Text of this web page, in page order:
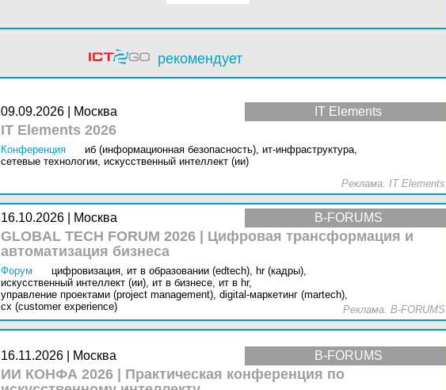
рекомендует
IT Elements
09.09.2026 | Москва
IT Elements 2026
Конференция иб (информационная безопасность), ит-инфраструктура,
сетевые технологии, искусственный интеллект (ии)
Реклама. IT Elements
B-FORUMS
16.10.2026 | Москва
GLOBAL TECH FORUM 2026 | Цифровая трансформация и
автоматизация бизнеса
Форум цифровизация, ит в образовании (edtech), hr (кадры),
искусственный интеллект (ии), ит в бизнесе, ит в hr,
управление проектами (project management), digital-маркетинг (martech),
cx (customer experience)
Реклама. B-FORUMS
B-FORUMS
16.11.2026 | Москва
ИИ КОНФА 2026 | Практическая конференция по